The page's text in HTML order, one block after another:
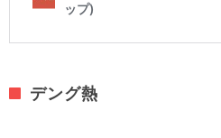
デング熱